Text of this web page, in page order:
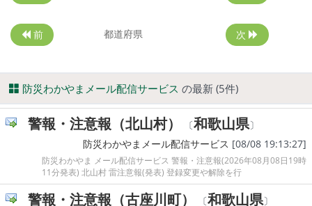
前 都道府県 次
防災わかやまメール配信サービス の最新 (5件)
警報・注意報（北山村） 〔和歌山県〕
防災わかやまメール配信サービス [08/08 19:13:27]
防災わかやま メール配信サービス 警報・注意報(2026年08月08日19時
11分発表) 北山村 雷注意報(発表) 登録変更や解除を行
警報・注意報（古座川町） 〔和歌山県〕